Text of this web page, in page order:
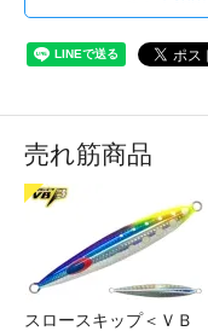
売れ筋商品
スロースキップ＜ＶＢ